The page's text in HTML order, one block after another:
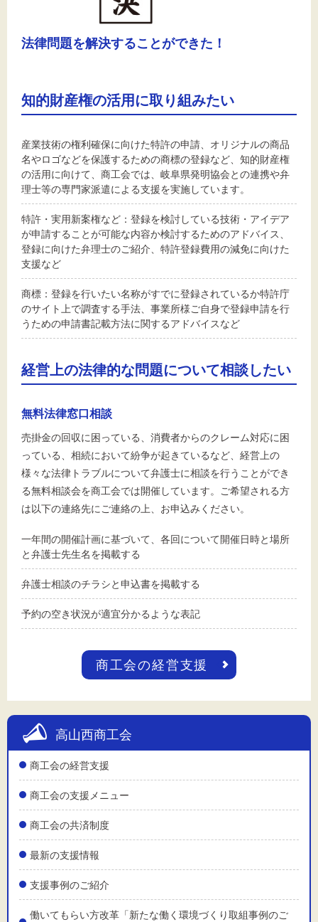
高山西商工会
商工会の経営支援
商工会の支援メニュー
商工会の共済制度
最新の支援情報
支援事例のご紹介
働いてもらい方改革「新たな働く環境づくり取組事例のご
法律問題を解決することができた！
知的財産権の活用に取り組みたい
産業技術の権利確保に向けた特許の申請、オリジナルの商品
名やロゴなどを保護するための商標の登録など、知的財産権
の活用に向けて、商工会では、岐阜県発明協会との連携や弁
理士等の専門家派遣による支援を実施しています。
特許・実用新案権など：登録を検討している技術・アイデア
が申請することが可能な内容か検討するためのアドバイス、
登録に向けた弁理士のご紹介、特許登録費用の減免に向けた
支援など
商標：登録を行いたい名称がすでに登録されているか特許庁
のサイト上で調査する手法、事業所様ご自身で登録申請を行
うための申請書記載方法に関するアドバイスなど
経営上の法律的な問題について相談したい
無料法律窓口相談
売掛金の回収に困っている、消費者からのクレーム対応に困
っている、相続において紛争が起きているなど、経営上の
様々な法律トラブルについて弁護士に相談を行うことができ
る無料相談会を商工会では開催しています。ご希望される方
は以下の連絡先にご連絡の上、お申込みください。
一年間の開催計画に基づいて、各回について開催日時と場所
と弁護士先生名を掲載する
弁護士相談のチラシと申込書を掲載する
予約の空き状況が適宜分かるような表記
商工会の経営支援